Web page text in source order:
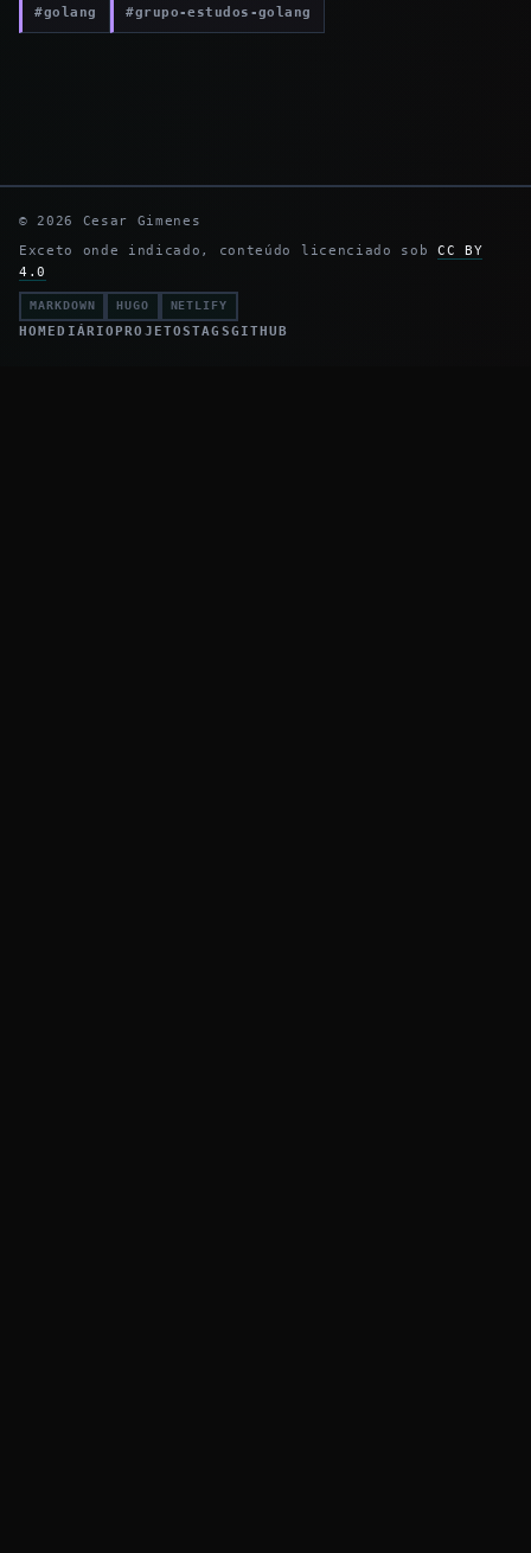
#golang #grupo-estudos-golang
© 2026 Cesar Gimenes
Exceto onde indicado, conteúdo licenciado sob CC BY
4.0
MARKDOWN HUGO NETLIFY
HOMEDIÁRIO PROJETOSTAGSGITHUB